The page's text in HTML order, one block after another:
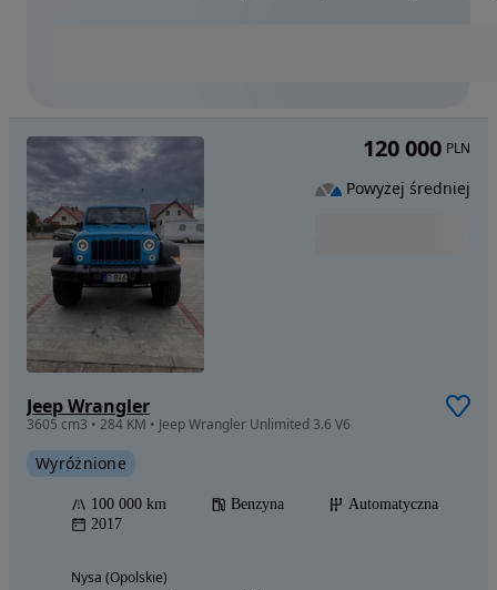
Jeep Wrangler
3605 cm3 • 284 KM • Jeep Wrangler Unlimited 3.6 V6
Wyróżnione
100 000 km Benzyna
Automatyczna
2017
Nysa (Opolskie)
120 000 PLN
Powyżej średniej